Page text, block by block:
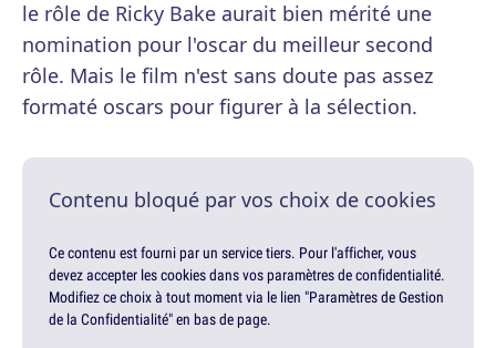
le rôle de Ricky Bake aurait bien mérité une
nomination pour l'oscar du meilleur second
rôle. Mais le film n'est sans doute pas assez
formaté oscars pour figurer à la sélection.
Contenu bloqué par vos choix de cookies
Ce contenu est fourni par un service tiers. Pour l'afficher, vous
devez accepter les cookies dans vos paramètres de confidentialité.
Modifiez ce choix à tout moment via le lien "Paramètres de Gestion
de la Confidentialité" en bas de page.